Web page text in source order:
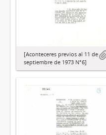
[Aconteceres previos al 11 de
septiembre de 1973 N°6]